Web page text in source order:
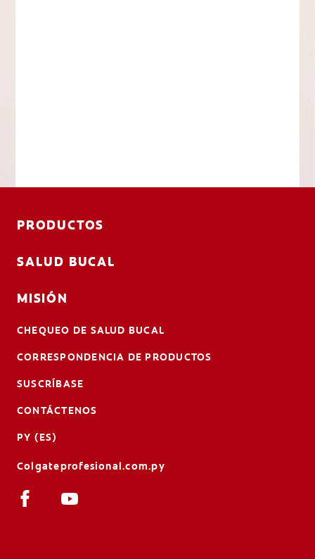
PRODUCTOS
SALUD BUCAL
MISIÓN
CHEQUEO DE SALUD BUCAL
CORRESPONDENCIA DE PRODUCTOS
SUSCRÍBASE
CONTÁCTENOS
PY (ES)
Colgateprofesional.com.py